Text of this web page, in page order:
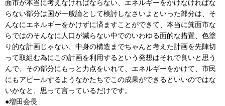
面市が本当に考えなければならない、エネルギーをかけなければな
らない部分は国が一般論として検討しなさいよといった部分は、そ
んなにエネルギーをかけずに済ますことができて、本当に箕面市な
らではのそんなに人口が減らない中でのいわゆる面的な措置、色塗
り的な計画じゃない、中身の構造までちゃんと考えた計画を先陣切
って取組む為にこの計画を利用するという発想はそれで良いと思う
んで、その部分にもっと力点をいれて、エネルギーをかけて、市民
にもアピールするようなかたちでこの成果ができるといいのではな
いかなと、思って言っているだけです。
●増田会長